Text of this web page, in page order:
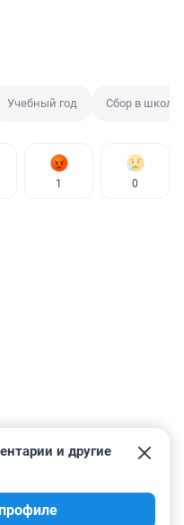
Учебный год Сбор в школу
1 0
и другие